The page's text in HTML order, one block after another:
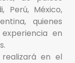
Perú, México,
quienes
en
en el